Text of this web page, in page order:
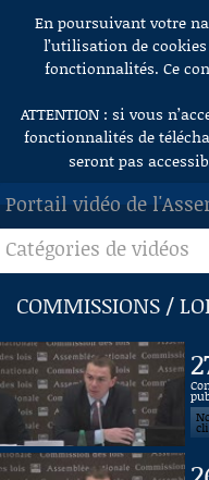
Aller au contenu
En poursuivant votre
l’utilisation de
fonctionnalités. Ce
ATTENTION : si vous
fonctionnalités de
seront pas
Portail vidéo de
ACCUEIL
EN DIRECT
À LA DEMANDE
RECHERCHE
AIDE À LA DÉCOUPE
DE VIDÉOS
Catégories de vidéos
COMMISSIONS /